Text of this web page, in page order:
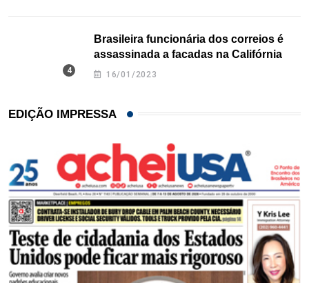
Brasileira funcionária dos correios é
assassinada a facadas na Califórnia
16/01/2023
EDIÇÃO IMPRESSA